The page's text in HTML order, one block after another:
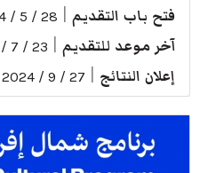
فتح باب التقديم 28 / 5 / 2024
آخر موعد للتقديم 23 / 7 / 2024
إعلان النتائج 27 / 9 / 2024